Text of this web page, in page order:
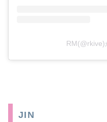
RM(@rkive)
JIN